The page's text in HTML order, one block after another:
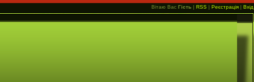
Вітаю Вас Гість | RSS | Реєстрація | Вхід